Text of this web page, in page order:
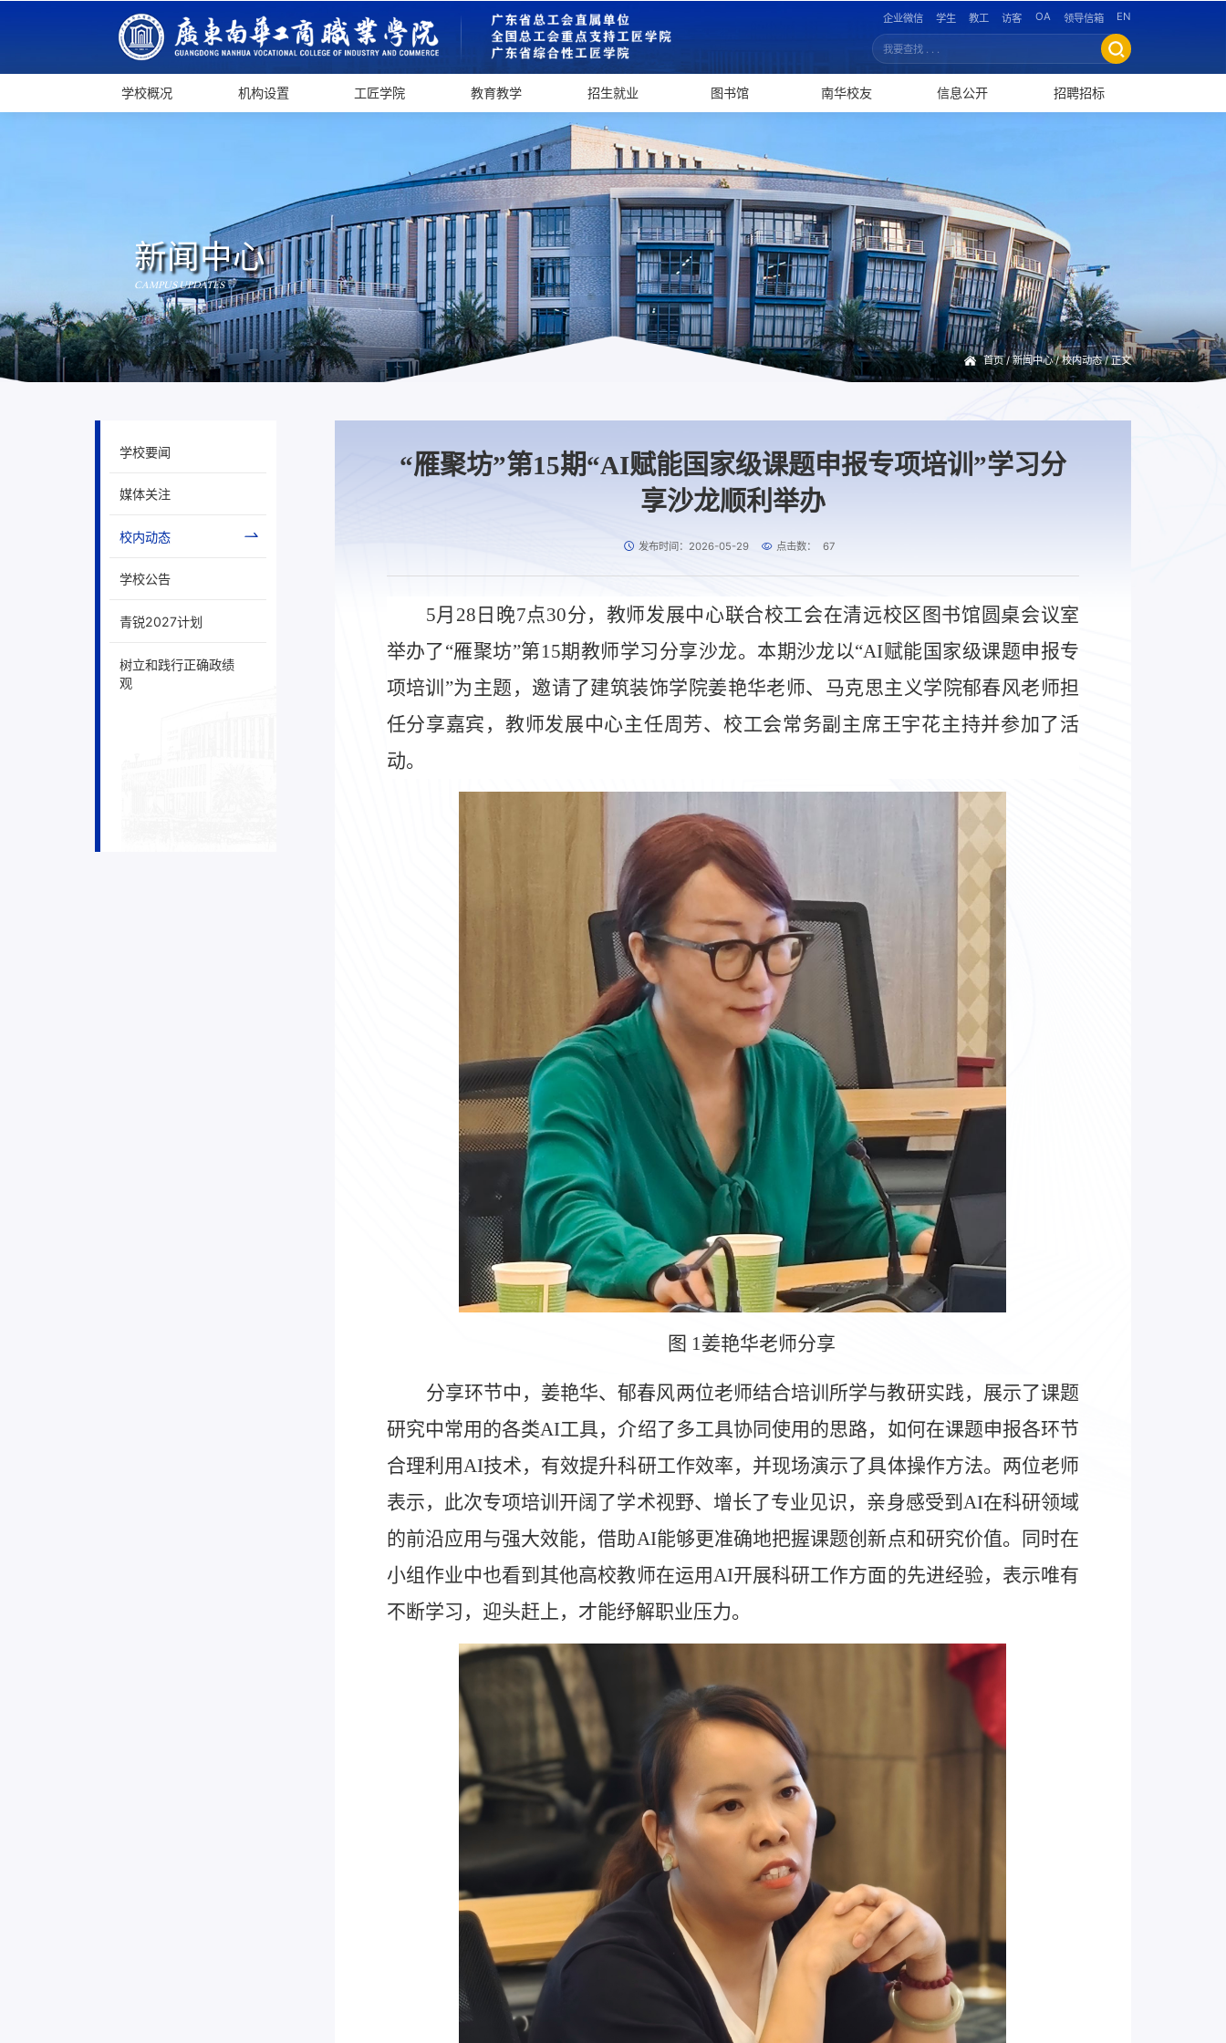
企业微信 学生 教工 访客 OA 领导信箱 EN
学校概况 机构设置 工匠学院 教育教学 招生就业 图书馆 南华校友 信息公开 招聘招标
新闻中心
CAMPUS UPDATES
首页/新闻中心/校内动态/ 正文
学校要闻
媒体关注
校内动态
学校公告
青锐2027计划
树立和践行正确政绩
观
“雁聚坊”第15期“AI赋能国家级课题申报专项培训”学习分
享沙龙顺利举办
发布时间：2026-05-29 点击数： 67
5月28日晚7点30分，教师发展中心联合校工会在清远校区图书馆圆桌会议室
举办了“雁聚坊”第15期教师学习分享沙龙。本期沙龙以“AI赋能国家级课题申报专
项培训”为主题，邀请了建筑装饰学院姜艳华老师、马克思主义学院郁春风老师担
任分享嘉宾，教师发展中心主任周芳、校工会常务副主席王宇花主持并参加了活
动。
图 1姜艳华老师分享
分享环节中，姜艳华、郁春风两位老师结合培训所学与教研实践，展示了课题
研究中常用 的各类AI工具，介绍了多工具协同使用的思路，如何在课题申报各环节
合理利用AI技术，有效提升科研工作效率， 并现场演示了具体操作方法。两位老师
表示，此次专项培训开阔了学术视野、增长了专业见识，亲身感受到 AI在科研领域
的前沿应用与强大效能，借助AI能够更准确地把握课题创新点和研究价值。 同时在
小组作业中也看到 其他高校教师在运用AI开展科研工作方面的先进经验，表示唯有
不断学习，迎头赶上，才能纾解职业压力。